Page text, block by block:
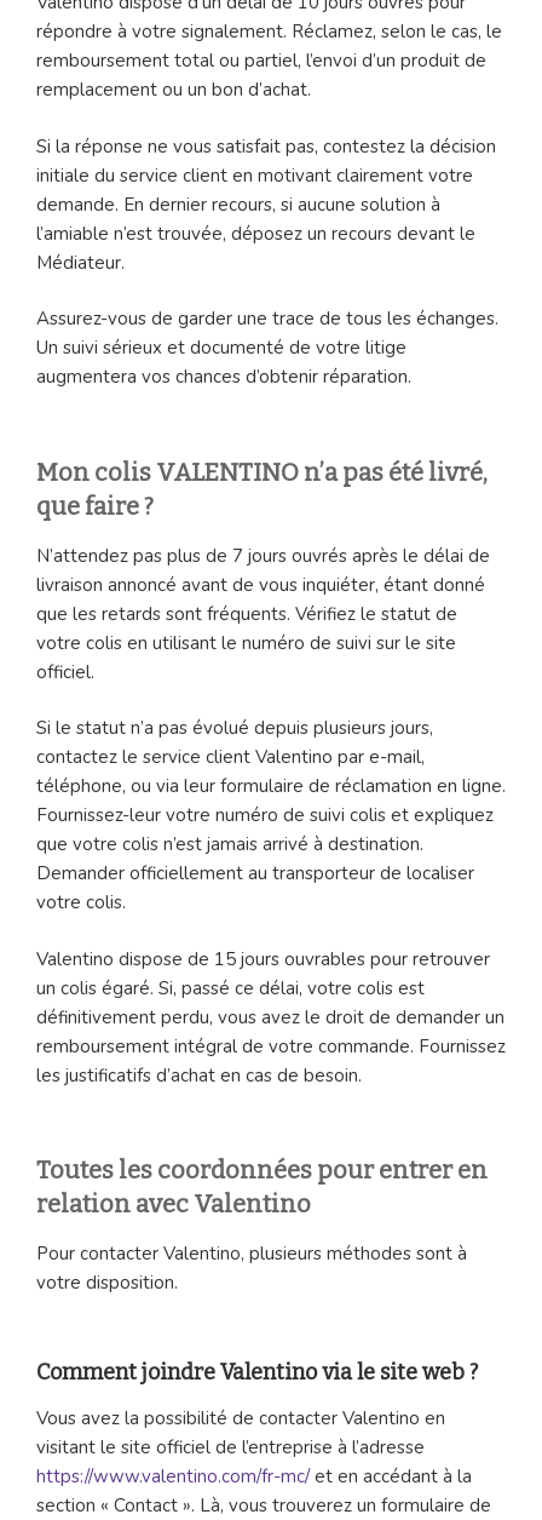
répondre à votre signalement. Réclamez, selon le cas, le
remboursement total ou partiel, l’envoi d’un produit de
remplacement ou un bon d’achat.
Si la réponse ne vous satisfait pas, contestez la décision
initiale du service client en motivant clairement votre
demande. En dernier recours, si aucune solution à
l’amiable n’est trouvée, déposez un recours devant le
Médiateur.
Assurez-vous de garder une trace de tous les échanges.
Un suivi sérieux et documenté de votre litige
augmentera vos chances d’obtenir réparation.
Mon colis VALENTINO n’a pas été livré,
que faire ?
N’attendez pas plus de 7 jours ouvrés après le délai de
livraison annoncé avant de vous inquiéter, étant donné
que les retards sont fréquents. Vérifiez le statut de
votre colis en utilisant le numéro de suivi sur le site
officiel.
Si le statut n’a pas évolué depuis plusieurs jours,
contactez le service client Valentino par e-mail,
téléphone, ou via leur formulaire de réclamation en ligne.
Fournissez-leur votre numéro de suivi colis et expliquez
que votre colis n’est jamais arrivé à destination.
Demander officiellement au transporteur de localiser
votre colis.
Valentino dispose de 15 jours ouvrables pour retrouver
un colis égaré. Si, passé ce délai, votre colis est
définitivement perdu, vous avez le droit de demander un
remboursement intégral de votre commande. Fournissez
les justificatifs d’achat en cas de besoin.
Toutes les coordonnées pour entrer en
relation avec Valentino
Pour contacter Valentino, plusieurs méthodes sont à
votre disposition.
Comment joindre Valentino via le site web ?
Vous avez la possibilité de contacter Valentino en
visitant le site officiel de l’entreprise à l’adresse
https://www.valentino.com/fr-mc/et en accédant à la
section « Contact ». Là, vous trouverez un formulaire de